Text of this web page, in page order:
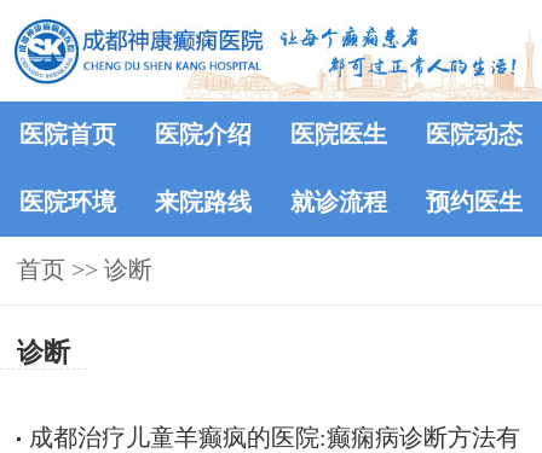
医院首页 医院介绍 医院医生 医院动态
医院环境 来院路线 就诊流程 预约医生
首页 >> 诊断
诊断
成都治疗儿童羊癫疯的医院:癫痫病诊断方法有